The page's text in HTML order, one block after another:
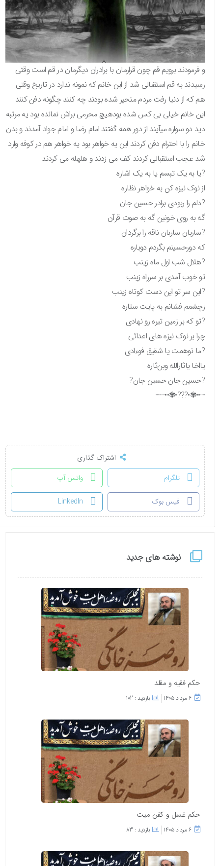
نوشته های جدید
حکم فقیه و مقلد
۶ مرداد ۱۴۰۵ بازدید : 102
حکم غسل و کفن میت
۶ مرداد ۱۴۰۵ بازدید : 83
و فرمودند برویم قم چون قرارمان با برادران دیگرمان در قم است وقتی
رسیدند به قم استقبالی شد از این خانم که نمونه ندارد در تاریخ وقتی
هم که از دنیا رفت مردم متحیر شده بودند چه کنند چگونه دفن کنند
این خانم خیلی بی کس شده بودهیچ محرمی براش نمانده بود یه مرتبه
دید دو سواره میآیند از دور همه گفتند امام رضا و امام جواد آمدند و بدن
خانم را با احترام دفن کردند این یه خواهر بود یه خواهر هم در کوفه وارد
شد عجب استقبالی کردند کف می زدند و هلهله می کردند
?یا به یک تبسم یا به یک اشاره
از نوک نیزه کن به خواهر نظاره
?دلم را ربودی برادر حسین جان
گه به روی خونین گه به صوت قرآن
?ساربان ساربان ناقه را برگردان
که دورحسینم بگردم دوباره
?هلال شب اول ماه زینب
تو خوب آمدی بر سرراه زینب
?این سر تو این دست کوتاه زینب
زچشمم فشانم به پایت ستاره
?تو که بر زمین تیره رو نهادی
چرا بر نوک نیزه های اعدائی
?ما توهمت یا شقیق فوءادی
یااخا یاثارالله وبن‌ثاره
?حسین جان حسین جان?
┈••✾•???•✾••┈┈
اشتراک گذاری
تلگرام
واتس آپ
فیس بوک LinkedIn